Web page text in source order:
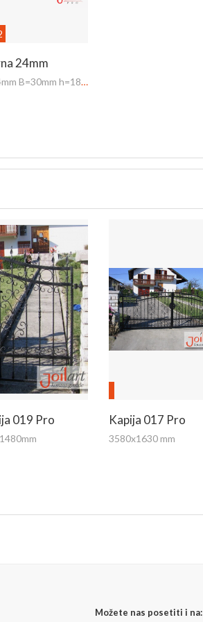
24mm
A=24mm B=30mm h=18mm
019 Pro Kapija 017 Pro
3580x1630 mm
Možete nas posetiti i na: